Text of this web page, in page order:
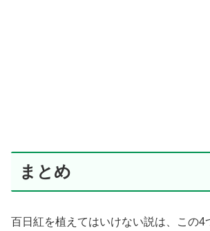
まとめ
百日紅を植えてはいけない説は、この4